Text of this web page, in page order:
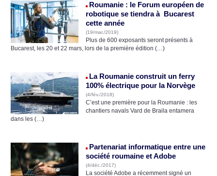
Roumanie : le Forum européen de
robotique se tiendra à Bucarest
cette année
(19/mar./2019)
Plus de 600 exposants seront présents à
Bucarest, les 20 et 22 mars, lors de la première édition (…)
La Roumanie construit un ferry
100% électrique pour la Norvège
(4/fév./2018)
C’est une première pour la Roumanie : les
chantiers navals Vard de Braila entamera
dans les (…)
Partenariat informatique entre une
société roumaine et Adobe
(4/déc./2017)
La société Adobe a récemment signé un